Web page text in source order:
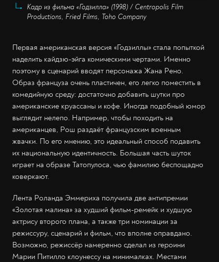
Кадр из фильма «Годзилла» (1998) / Centropolis Film
Productions, Fried Films, Toho Company
Первая американская версия «Годзиллы» стала попыткой
наделить кайдзю-эйга комическими чертами. Именно
поэтому в сценарий вводят персонажа Жана Рено.
Образ француза очень пластичен, его легко поместить в
комедийную среду: достаточно добавить шутки про
американские круассаны и кофе. Иногда подобный юмор
выглядит нелепо. Например, чтобы походить на
американцев, Рош раздаёт французским военным
жвачки. По его мнению, это идеальный способ подавить
их национальную идентичность. Большая часть шуток
играет на образе Татопулоса, чью фамилию беспощадно
коверкают.
Лента Роланда Эммериха получила две антипремии
«Золотая малина» за худший фильм-ремейк и худшую
актрису второго плана, а также три номинации за
режиссуру, сценарий и фильм, что вполне оправдано.
Возможно, режиссёр намеренно сделал из героини
Марии Питилло клоунессу на минималках. Местами